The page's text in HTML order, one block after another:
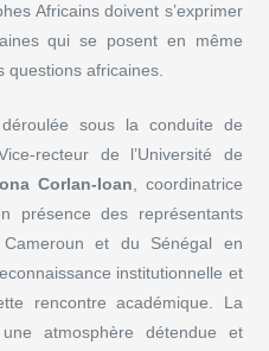
Africains doivent s’exprimer
qui se posent en même
questions africaines.
sous la conduite de
recteur de l’Université de
Corlan-Ioan, coordinatrice
présence des représentants
et du Sénégal en
institutionnelle et
rencontre académique. La
atmosphère détendue et